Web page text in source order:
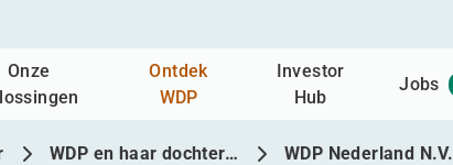
Onze
Ontdek
WDP
Investor
Hub
Jobs
WDP en haar dochter… WDP Nederland N.V.